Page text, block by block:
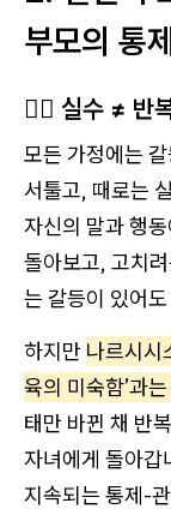
부모의 통
🙅‍♂️ 실수 ≠ 반
모든 가정에는
서툴고, 때로는
자신의 말과 행
돌아보고, 고치
는 갈등이 있어
하지만 나르시시
육의 미숙함’과
태만 바뀐 채 반
자녀에게 돌아갑
지속되는 통제-